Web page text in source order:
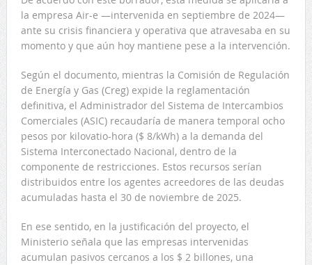
la empresa Air-e —intervenida en septiembre de 2024—
ante su crisis financiera y operativa que atravesaba en su
momento y que aún hoy mantiene pese a la intervención.
Según el documento, mientras la Comisión de Regulación
de Energía y Gas (Creg) expide la reglamentación
definitiva, el Administrador del Sistema de Intercambios
Comerciales (ASIC) recaudaría de manera temporal ocho
pesos por kilovatio-hora ($ 8/kWh) a la demanda del
Sistema Interconectado Nacional, dentro de la
componente de restricciones. Estos recursos serían
distribuidos entre los agentes acreedores de las deudas
acumuladas hasta el 30 de noviembre de 2025.
En ese sentido, en la justificación del proyecto, el
Ministerio señala que las empresas intervenidas
acumulan pasivos cercanos a los $ 2 billones, una